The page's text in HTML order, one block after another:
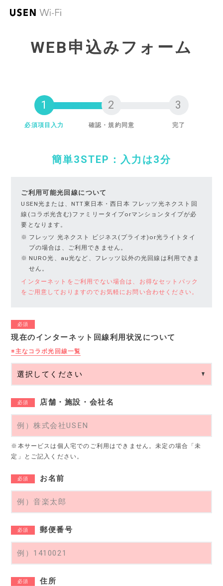
WEB申込みフォーム
必須項目入力 確認・規約同意 完了
簡単3STEP：入力は3分
ご利用可能光回線について
USEN光または、NTT東日本・西日本 フレッツ光ネクスト回
線(コラボ光含む)ファミリータイプorマンションタイプが必
要となります。
フレッツ 光ネクスト ビジネス(プライオ)or光ライトタイ
プの場合は、ご利用できません。
NURO光、au光など、フレッツ以外の光回線は利用できま
せん。
インターネットをご利用でない場合は、お得なセットパック
をご用意しておりますのでお気軽にお問い合わせください。
必須
現在のインターネット回線利用状況について
※主なコラボ光回線一覧
必須 店舗・施設・会社名
※本サービスは個人宅でのご利用はできません。未定の場合「未
定」とご記入ください。
必須 お名前
必須 郵便番号
必須 住所